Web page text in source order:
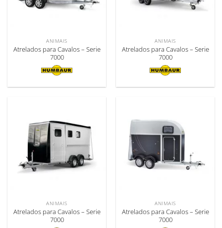
ANIMAIS
Atrelados para Cavalos – Serie
7000
ANIMAIS
Atrelados para Cavalos – Serie
7000
ANIMAIS
Atrelados para Cavalos – Serie
7000
ANIMAIS
Atrelados para Cavalos – Serie
7000